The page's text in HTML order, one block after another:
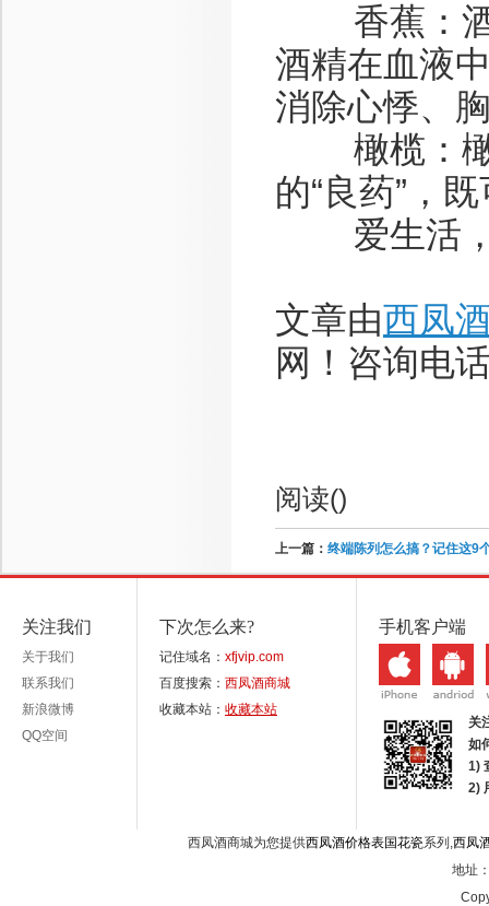
香蕉：酒
酒精在血液
消除心悸、
橄榄：橄
的“良药”，
爱生活，
文章由西凤
网！咨询电
阅读()
上一篇： 终端陈列怎么搞？记住这9
关注我们
关于我们
联系我们
新浪微博
QQ空间
下次怎么来?
记住域名： xfjvip.com
百度搜索： 西凤酒商城
收藏本站： 收藏本站
手机客户端
关
如
1)
2)
西凤酒商城为您提供西凤酒价格表国花瓷系列,西凤
地址